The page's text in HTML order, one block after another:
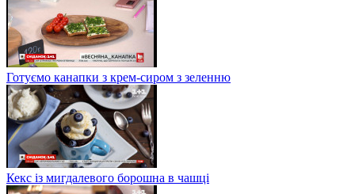
Готуємо канапки з крем-сиром з зеленню
Кекс із мигдалевого борошна в чашці